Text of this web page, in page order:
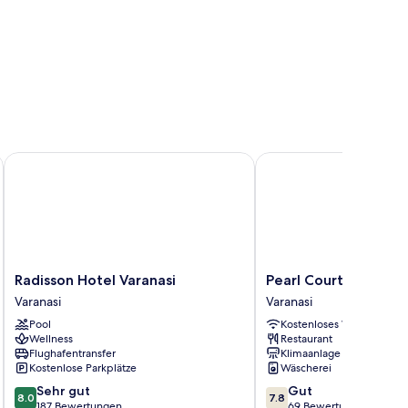
Radisson
Hotel
Varanasi
Varanasi
Radisson Hotel Varanasi
Varanasi
Pool
Wellness
Flughafentransfer
Kostenlose Parkplätze
8.0
8.0 Sehr gut
Radisson Hotel Varanasi
Pearl
Courtyard
Varanasi
Pearl Courtyard
Varanasi
Kostenloses WLAN
Restaurant
Klimaanlage
Wäscherei
7.8
7.8 Gut
Pearl Courtyard